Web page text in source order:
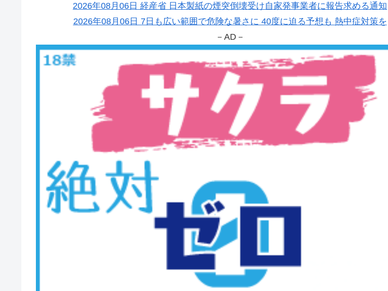
2026年08月06日 経産省 日本製紙の煙突倒壊受け自家発事業者に報告求める通知
2026年08月06日 7日も広い範囲で危険な暑さに 40度に迫る予想も 熱中症対策を
－AD－